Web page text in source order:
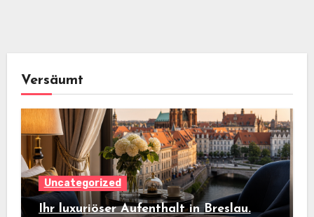
Versäumt
Uncategorized
Ihr luxuriöser Aufenthalt in Breslau.